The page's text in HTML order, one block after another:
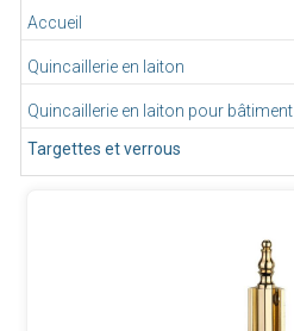
Accueil
Quincaillerie en laiton
Quincaillerie en laiton pour bâtiment
Targettes et verrous